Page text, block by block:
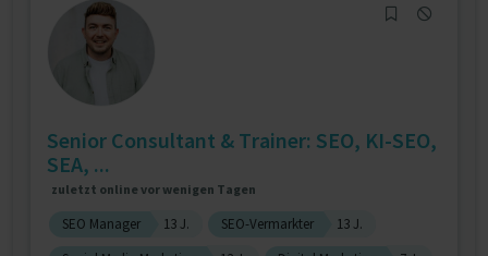
Senior Consultant & Trainer: SEO, KI-SEO,
SEA, ...
zuletzt online vor wenigen Tagen
SEO Manager 13 J. SEO-Vermarkter
13 J.